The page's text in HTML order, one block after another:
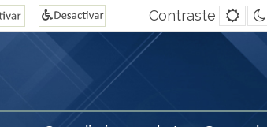
Contraste